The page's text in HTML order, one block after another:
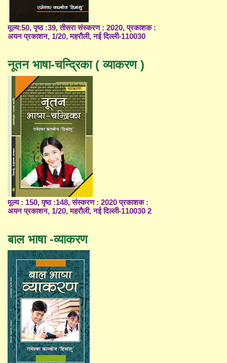
मूल्य:50, पृष्ठ :39, तीसरा संस्करण : 2020, प्रकाशक :
अयन प्रकाशन, 1/20, महरौली, नई दिल्ली-110030
नूतन भाषा-चन्द्रिका ( व्याकरण )
मूल्य : 150, पृष्ठ :148, संस्करण : 2020 प्रकाशक :
अयन प्रकाशन, 1/20, महरौली, नई दिल्ली-110030 2
बाल भाषा -व्याकरण